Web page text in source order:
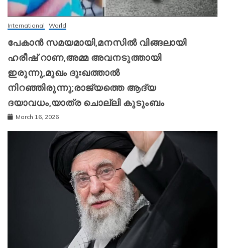
International World
പേകാൻ സമയമായി,മനസിൽ വിങ്ങലായി
ഹരീഷ് റാണ,അമ്മ അവനടുത്തായി
ഇരുന്നു,മുഖം ദുഃഖത്താൽ
നിറഞ്ഞിരുന്നു;രാജ്യത്തെ ആദ്യ
ദയാവധം,യാത്ര ചൊല്ലി കുടുംബം
March 16, 2026